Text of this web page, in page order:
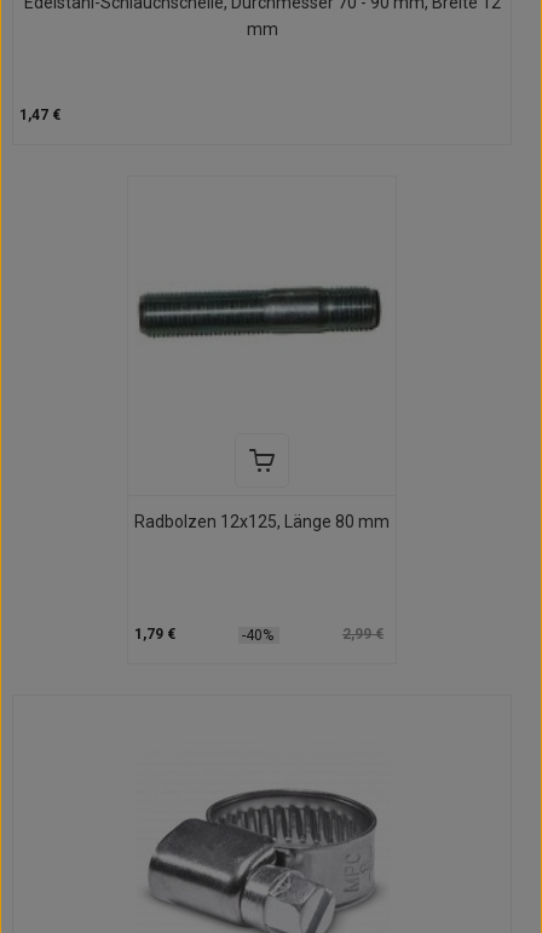
mm
1,47 €
Radbolzen 12x125, Länge 80 mm
1,79 € -40% 2,99 €